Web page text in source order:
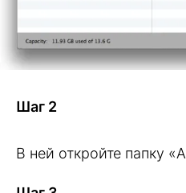
Шаг 2
В ней откройте папку